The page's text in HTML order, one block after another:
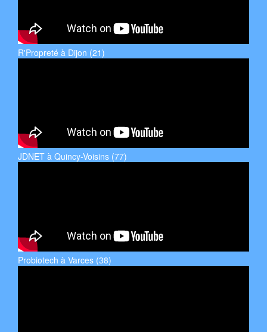
R'Propreté à Dijon (21)
JDNET à Quincy-Voisins (77)
Probiotech à Varces (38)